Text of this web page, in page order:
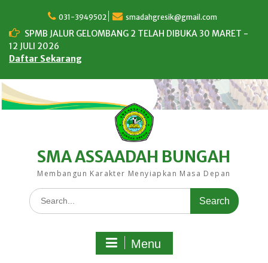
content
031-3949502 smadahgresik@gmail.com
SPMB JALUR GELOMBANG 2 TELAH DIBUKA 30 MARET -
12 JULI 2026
Daftar Sekarang
SMA ASSAADAH BUNGAH
Membangun Karakter Menyiapkan Masa Depan
Search
for:
Menu